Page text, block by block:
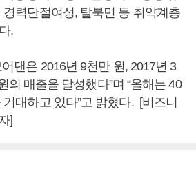
력단절여성, 탈북민 등 취약계층
.
댄은 2016년 9천만 원, 2017년 3
의 매출을 달성했다”며 “올해는 40
대하고 있다”고 밝혔다. [비즈니
]